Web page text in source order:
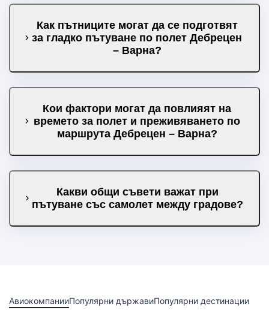
Как пътниците могат да се подготвят
за гладко пътуване по полет Дебрецен
– Варна?
Кои фактори могат да повлияят на
времето за полет и преживяването по
маршрута Дебрецен – Варна?
Какви общи съвети важат при
пътуване със самолет между градове?
АвиокомпанииПопулярни държавиПопулярни дестинации